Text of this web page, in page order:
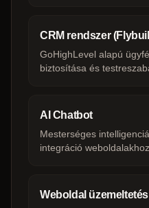
CRM rendszer
GoHighLevel alapú
biztosítása és
AI Chatbot
Mesterséges
integráció weboldalakhoz.
Weboldal üzemeltetés